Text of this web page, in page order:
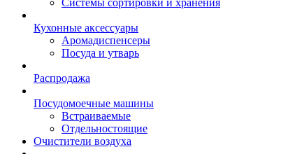
Системы сортировки и хранения
Кухонные аксессуары
Аромадиспенсеры
Посуда и утварь
Распродажа
Посудомоечные машины
Встраиваемые
Отдельностоящие
Очистители воздуха